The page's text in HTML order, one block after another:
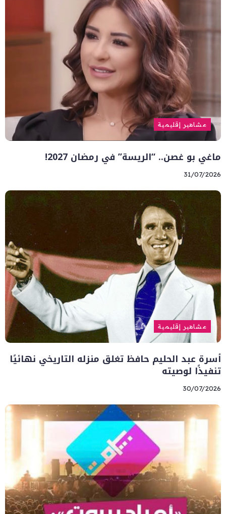
مشاهير إقليمية
ماغي بو غصن.. “الريسة” في رمضان 2027!
31/07/2026
مشاهير إقليمية
أسرة عبد الحليم حافظ تغلق منزله التاريخي نهائيًا
تنفيذًا لوصيته
30/07/2026